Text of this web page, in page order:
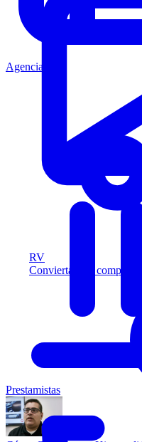
RV
Convierta más
Agencia
Prestamistas